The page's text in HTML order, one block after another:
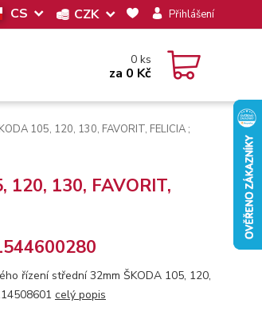
CS CZK Přihlášení
0 ks
za 0 Kč
105, 120, 130, FAVORIT, FELICIA ;
130, FAVORIT,
řízení střední 32mm ŠKODA 105, 120,
celý popis